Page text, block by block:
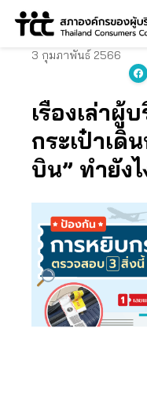
Skip
3 กุมภาพันธ์ 2566
เรื่องเล่าผู้
กระเป๋าเดิ
บิน” ทำยัง